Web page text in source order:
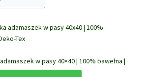
w pasy 40×40 | 100% bawełna |